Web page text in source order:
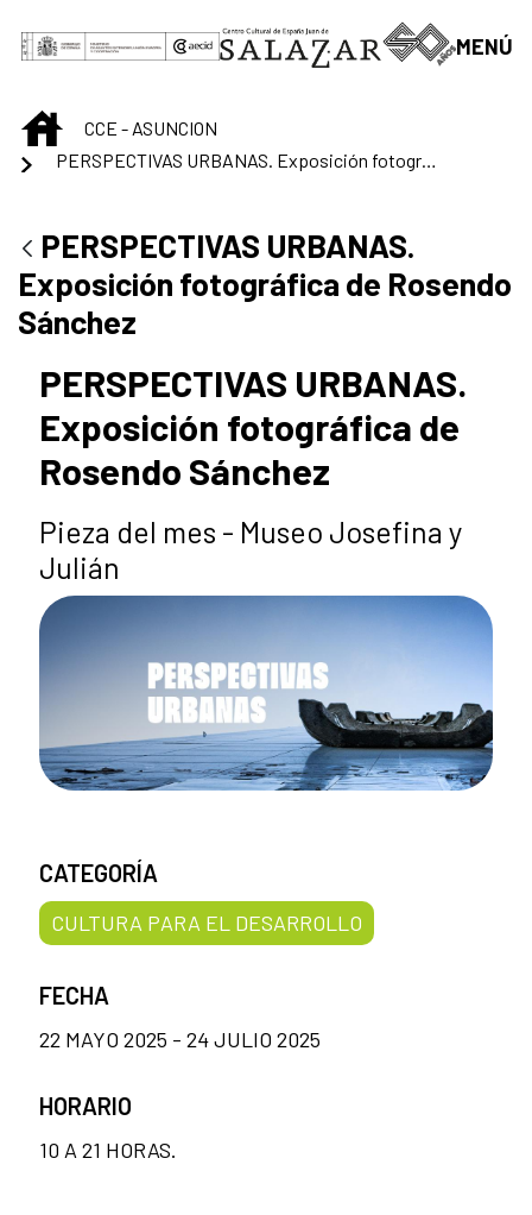
Saltar al contenido principal
MENÚ
INICIOCCE - ASUNCION
PERSPECTIVAS URBANAS. Exposición fotográfica de Rosendo Sánchez
PERSPECTIVAS URBANAS.
Exposición fotográfica de Rosendo
Sánchez
PERSPECTIVAS URBANAS.
Exposición fotográfica de
Rosendo Sánchez
Pieza del mes - Museo Josefina y
Julián
CATEGORÍA
CULTURA PARA EL DESARROLLO
FECHA
22 MAYO 2025 - 24 JULIO 2025
HORARIO
10 A 21 HORAS.